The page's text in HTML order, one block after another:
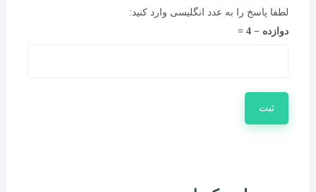
لطفا پاسخ را به عدد انگلیسی وارد کنید:
دوازده − 4 =